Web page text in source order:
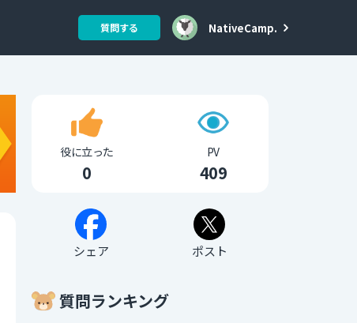
質問する NativeCamp.
役に立った
0
PV
409
シェア ポスト
質問ランキング